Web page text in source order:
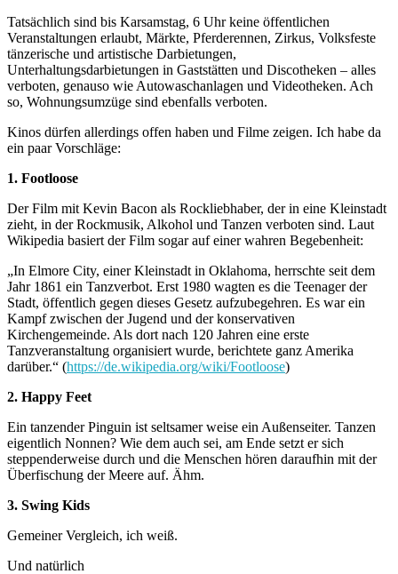
Tatsächlich sind bis Karsamstag, 6 Uhr keine öffentlichen
Veranstaltungen erlaubt, Märkte, Pferderennen, Zirkus, Volksfeste
tänzerische und artistische Darbietungen,
Unterhaltungsdarbietungen in Gaststätten und Discotheken – alles
verboten, genauso wie Autowaschanlagen und Videotheken. Ach
so, Wohnungsumzüge sind ebenfalls verboten.
Kinos dürfen allerdings offen haben und Filme zeigen. Ich habe da
ein paar Vorschläge:
1. Footloose
Der Film mit Kevin Bacon als Rockliebhaber, der in eine Kleinstadt
zieht, in der Rockmusik, Alkohol und Tanzen verboten sind. Laut
Wikipedia basiert der Film sogar auf einer wahren Begebenheit:
„In Elmore City, einer Kleinstadt in Oklahoma, herrschte seit dem
Jahr 1861 ein Tanzverbot. Erst 1980 wagten es die Teenager der
Stadt, öffentlich gegen dieses Gesetz aufzubegehren. Es war ein
Kampf zwischen der Jugend und der konservativen
Kirchengemeinde. Als dort nach 120 Jahren eine erste
Tanzveranstaltung organisiert wurde, berichtete ganz Amerika
darüber.“ (https://de.wikipedia.org/wiki/Footloose)
2. Happy Feet
Ein tanzender Pinguin ist seltsamer weise ein Außenseiter. Tanzen
eigentlich Nonnen? Wie dem auch sei, am Ende setzt er sich
steppenderweise durch und die Menschen hören daraufhin mit der
Überfischung der Meere auf. Ähm.
3. Swing Kids
Gemeiner Vergleich, ich weiß.
Und natürlich